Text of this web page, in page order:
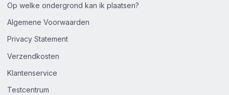
Op welke ondergrond kan ik plaatsen?
Algemene Voorwaarden
Privacy Statement
Verzendkosten
Klantenservice
Testcentrum